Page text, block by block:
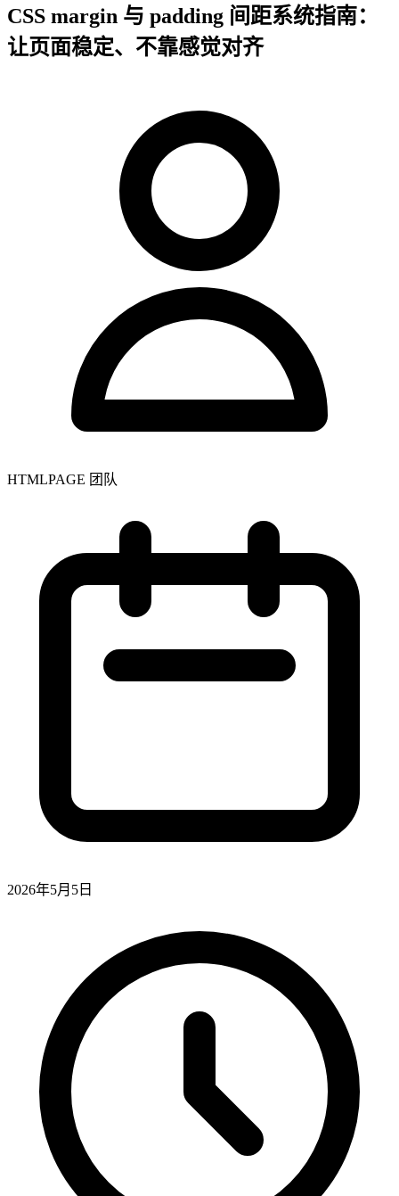
CSS margin 与 padding 间距系统指南：
让页面稳定、不靠感觉对齐
HTMLPAGE 团队
2026年5月5日